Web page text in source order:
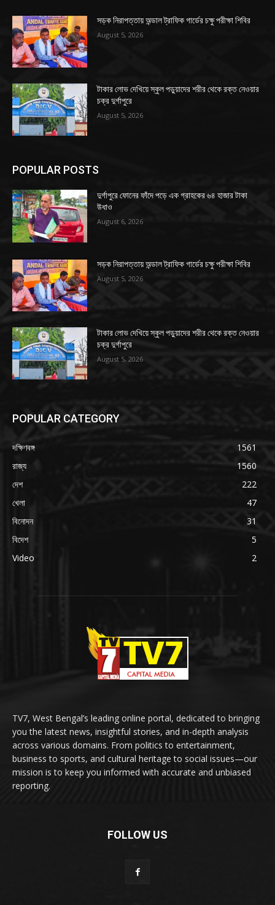
সড়ক নিরাপত্তায় অন্ডাল ট্রাফিক গার্ডের চক্ষু পরীক্ষা শিবির
August 5, 2026
টাকার লোভ দেখিয়ে স্কুল পড়ুয়াদের শরীর থেকে রক্ত নেওয়ার
চক্র দুর্গাপুরে
August 5, 2026
POPULAR POSTS
দুর্গাপুরে ফোনের ফাঁদে পড়ে এক গ্রাহকের ৬৪ হাজার টাকা
উধাও
August 6, 2026
সড়ক নিরাপত্তায় অন্ডাল ট্রাফিক গার্ডের চক্ষু পরীক্ষা শিবির
August 5, 2026
টাকার লোভ দেখিয়ে স্কুল পড়ুয়াদের শরীর থেকে রক্ত নেওয়ার
চক্র দুর্গাপুরে
August 5, 2026
POPULAR CATEGORY
দক্ষিণবঙ্গ
1561
রাজ্য
1560
দেশ
222
খেলা
47
বিনোদন
31
বিদেশ
5
Video
2
TV7, West Bengal’s leading online portal, dedicated to bringing
you the latest news, insightful stories, and in-depth analysis
across various domains. From politics to entertainment,
business to sports, and cultural heritage to social issues—our
mission is to keep you informed with accurate and unbiased
reporting.
FOLLOW US